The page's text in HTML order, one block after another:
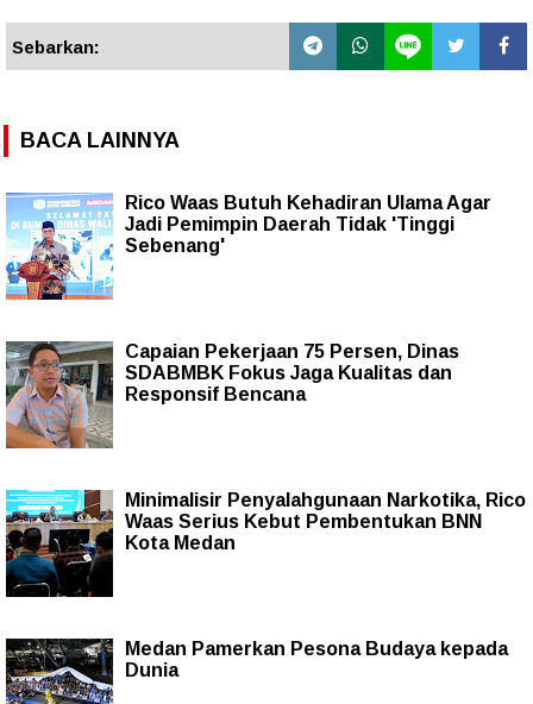
Sebarkan:
BACA LAINNYA
Rico Waas Butuh Kehadiran Ulama Agar
Jadi Pemimpin Daerah Tidak 'Tinggi
Sebenang'
Capaian Pekerjaan 75 Persen, Dinas
SDABMBK Fokus Jaga Kualitas dan
Responsif Bencana
Minimalisir Penyalahgunaan Narkotika, Rico
Waas Serius Kebut Pembentukan BNN
Kota Medan
Medan Pamerkan Pesona Budaya kepada
Dunia